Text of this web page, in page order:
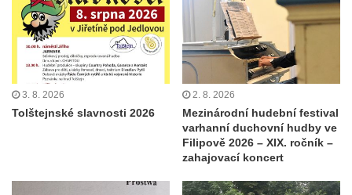
3. 8. 2026
Tolštejnské slavnosti 2026
2. 8. 2026
Mezinárodní hudební festival
varhanní duchovní hudby ve
Filipově 2026 – XIX. ročník –
zahajovací koncert